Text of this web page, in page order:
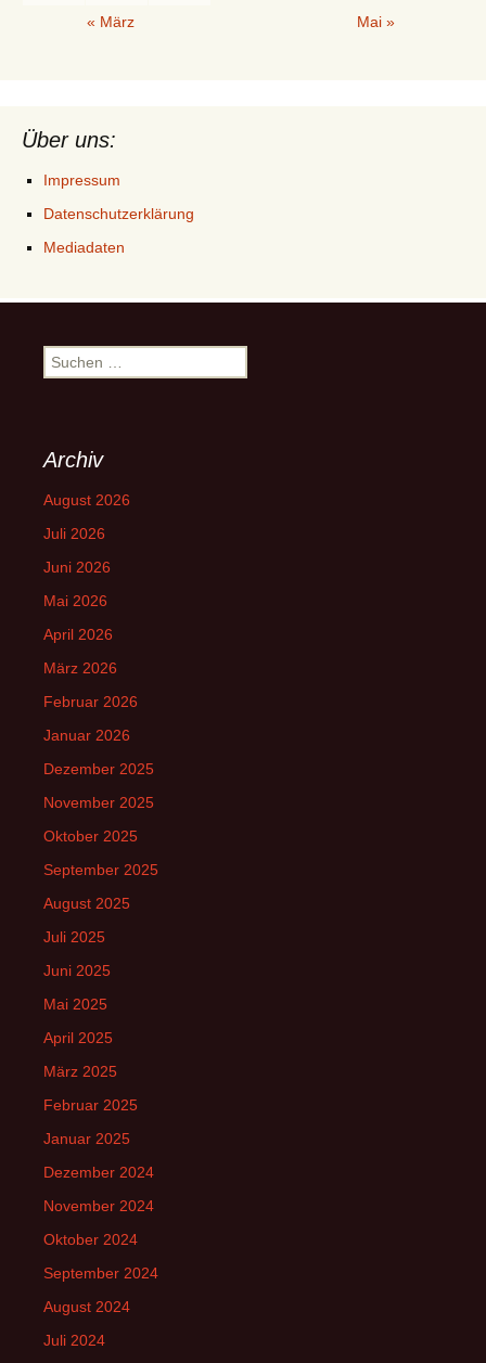
« März
Mai »
Über uns:
Impressum
Datenschutzerklärung
Mediadaten
Suchen
nach:
Archiv
August 2026
Juli 2026
Juni 2026
Mai 2026
April 2026
März 2026
Februar 2026
Januar 2026
Dezember 2025
November 2025
Oktober 2025
September 2025
August 2025
Juli 2025
Juni 2025
Mai 2025
April 2025
März 2025
Februar 2025
Januar 2025
Dezember 2024
November 2024
Oktober 2024
September 2024
August 2024
Juli 2024